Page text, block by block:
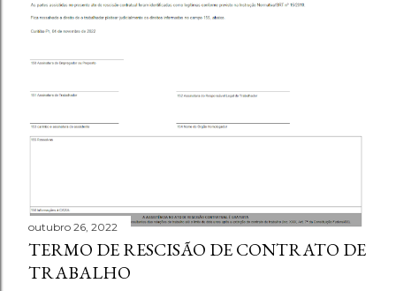
outubro 26, 2022
TERMO DE RESCISÃO DE CONTRATO DE
TRABALHO